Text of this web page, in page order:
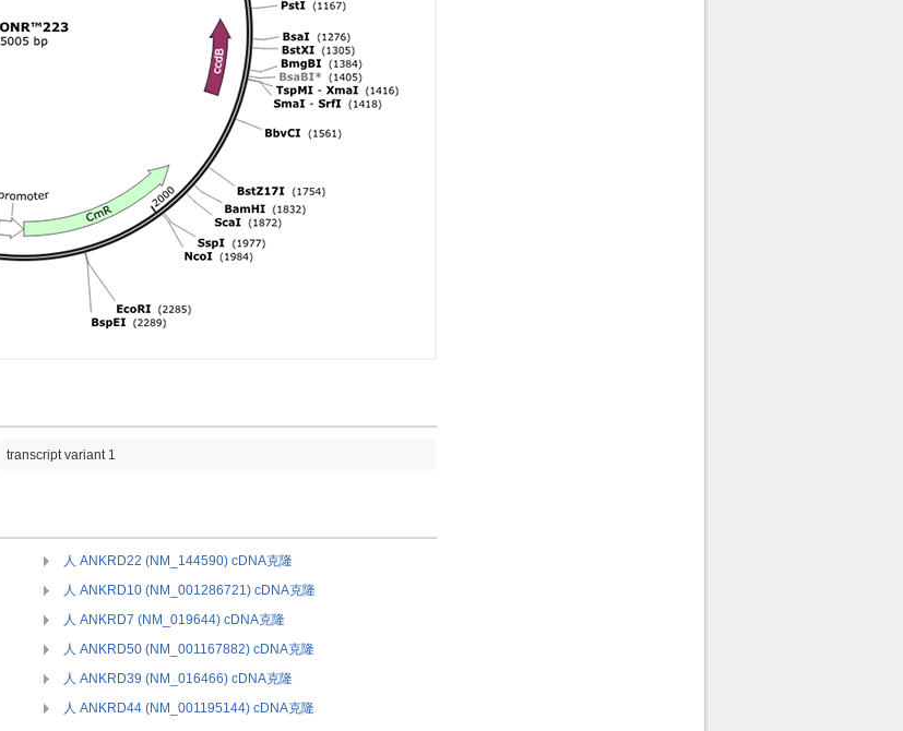
transcript variant 1
人 ANKRD22 (NM_144590) cDNA克隆
人 ANKRD10 (NM_001286721) cDNA克隆
人 ANKRD7 (NM_019644) cDNA克隆
人 ANKRD50 (NM_001167882) cDNA克隆
人 ANKRD39 (NM_016466) cDNA克隆
人 ANKRD44 (NM_001195144) cDNA克隆